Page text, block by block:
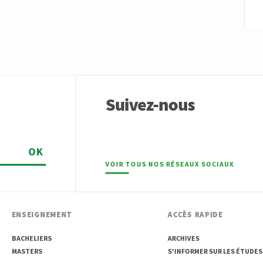
OK
Suivez-nous
VOIR TOUS NOS RÉSEAUX SOCIAUX
ENSEIGNEMENT
BACHELIERS
MASTERS
ACCÈS RAPIDE
ARCHIVES
S'INFORMER SUR LES ÉTUDES